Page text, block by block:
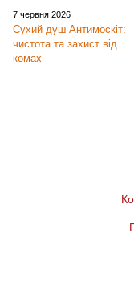
7 червня 2026
Сухий душ Антимоскіт:
чистота та захист від
комах